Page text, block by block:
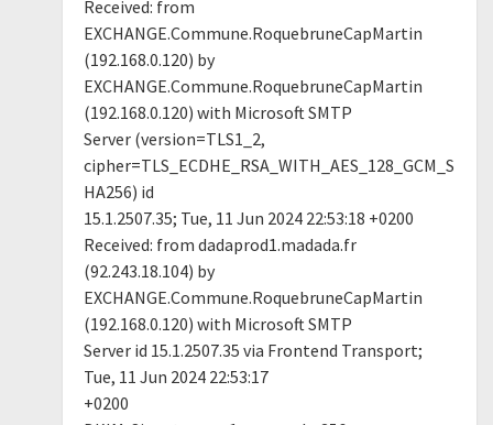
Received: from
EXCHANGE.Commune.RoquebruneCapMartin
(192.168.0.120) by
EXCHANGE.Commune.RoquebruneCapMartin
(192.168.0.120) with Microsoft SMTP
Server (version=TLS1_2,
cipher=TLS_ECDHE_RSA_WITH_AES_128_GCM_S
HA256) id
15.1.2507.35; Tue, 11 Jun 2024 22:53:18 +0200
Received: from dadaprod1.madada.fr
(92.243.18.104) by
EXCHANGE.Commune.RoquebruneCapMartin
(192.168.0.120) with Microsoft SMTP
Server id 15.1.2507.35 via Frontend Transport;
Tue, 11 Jun 2024 22:53:17
+0200